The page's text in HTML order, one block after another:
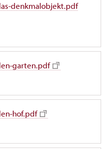
denkmalobjekt.pdf
garten.pdf
hof.pdf